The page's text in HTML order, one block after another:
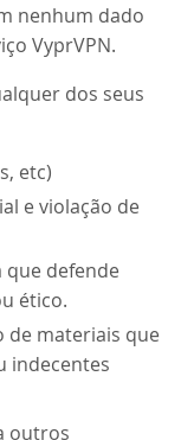
nenhum dado
VyprVPN.
dos seus
etc)
e violação de
que defende
ético.
de materiais que
indecentes
outros